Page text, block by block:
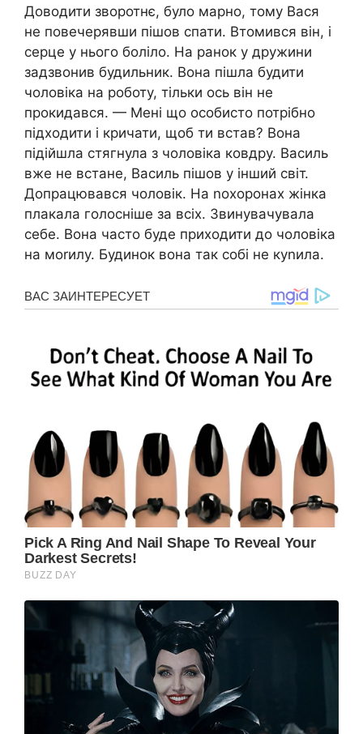
Доводити зворотнє, було марно, тому Вася
не повечерявши пішов спати. Втомився він, і
серце у нього боліло. На ранок у дружини
задзвонив будильник. Вона пішла будити
чоловіка на роботу, тільки ось він не
прокидався. — Мені що особисто потрібно
підходити і кричати, щоб ти встав? Вона
підійшла стягнула з чоловіка ковдру. Василь
вже не встане, Василь пішов у інший світ.
Допрацювався чоловік. На nохоронах жінка
плакала голосніше за всіх. Звинувачувала
себе. Вона часто буде приходити до чоловіка
на моrилу. Будинок вона так собі не куnила.